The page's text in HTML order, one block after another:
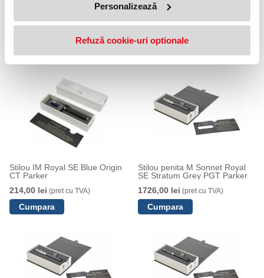
Personalizează
Refuză cookie-uri optionale
Standard Red CT Parker
(pret cu TVA)
Standard Black CT Parker
62,00 lei(pret cu TVA)
Stilou IM Royal SE Blue Origin
CT Parker
214,00 lei (pret cu TVA)
Stilou penita M Sonnet Royal
SE Stratum Grey PGT Parker
1726,00 lei (pret cu TVA)